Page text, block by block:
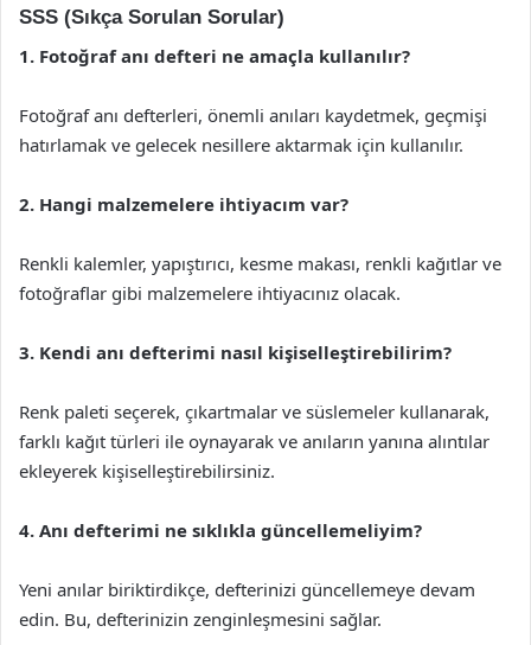
SSS (Sıkça Sorulan Sorular)
1. Fotoğraf anı defteri ne amaçla kullanılır?
Fotoğraf anı defterleri, önemli anıları kaydetmek, geçmişi
hatırlamak ve gelecek nesillere aktarmak için kullanılır.
2. Hangi malzemelere ihtiyacım var?
Renkli kalemler, yapıştırıcı, kesme makası, renkli kağıtlar ve
fotoğraflar gibi malzemelere ihtiyacınız olacak.
3. Kendi anı defterimi nasıl kişiselleştirebilirim?
Renk paleti seçerek, çıkartmalar ve süslemeler kullanarak,
farklı kağıt türleri ile oynayarak ve anıların yanına alıntılar
ekleyerek kişiselleştirebilirsiniz.
4. Anı defterimi ne sıklıkla güncellemeliyim?
Yeni anılar biriktirdikçe, defterinizi güncellemeye devam
edin. Bu, defterinizin zenginleşmesini sağlar.